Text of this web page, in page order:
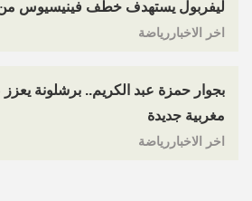
ليفربول يستهدف خطف فينيسيوس من
اخر الاخباررياضة
بجوار حمزة عبد الكريم.. برشلونة
مغربية جديدة
اخر الاخباررياضة